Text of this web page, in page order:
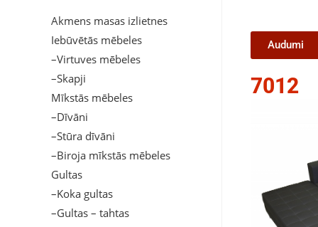
Audumi
7012
Akmens masas izlietnes
Iebūvētās mēbeles
–Virtuves mēbeles
–Skapji
Mīkstās mēbeles
–Dīvāni
–Stūra dīvāni
–Biroja mīkstās mēbeles
Gultas
–Koka gultas
–Gultas – tahtas